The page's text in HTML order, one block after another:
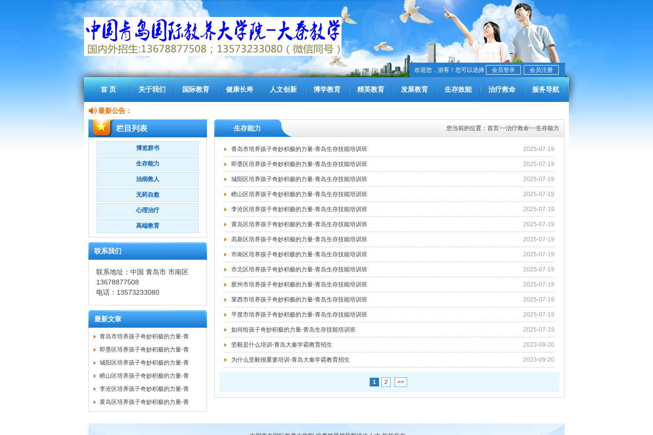
会员注册
会员登录
欢迎您，游客！您可以选择
首 页 关于我们 国际教育 健康长寿 人文创新 博学教育 精英教育 发展教育 生存效能 治疗救命 服务导航
最新公告：
栏目列表
博览群书
生存能力
治病救人
无药自愈
心理治疗
高端教育
联系我们
联系地址：中国 青岛市 市南区
13678877508
电话：13573233080
最新文章
青岛市培养孩子奇妙积极的力量-青
即墨区培养孩子奇妙积极的力量-青
城阳区培养孩子奇妙积极的力量-青
崂山区培养孩子奇妙积极的力量-青
李沧区培养孩子奇妙积极的力量-青
黄岛区培养孩子奇妙积极的力量-青
您当前的位置： 首页>>治疗救命>>生存能力
生存能力
2025-07-19
青岛市培养孩子奇妙积极的力量-青岛生存技能培训班
2025-07-19
即墨区培养孩子奇妙积极的力量-青岛生存技能培训班
2025-07-19
城阳区培养孩子奇妙积极的力量-青岛生存技能培训班
2025-07-19
崂山区培养孩子奇妙积极的力量-青岛生存技能培训班
2025-07-19
李沧区培养孩子奇妙积极的力量-青岛生存技能培训班
2025-07-19
黄岛区培养孩子奇妙积极的力量-青岛生存技能培训班
2025-07-19
高新区培养孩子奇妙积极的力量-青岛生存技能培训班
2025-07-19
市南区培养孩子奇妙积极的力量-青岛生存技能培训班
2025-07-19
市北区培养孩子奇妙积极的力量-青岛生存技能培训班
2025-07-19
胶州市培养孩子奇妙积极的力量-青岛生存技能培训班
2025-07-19
莱西市培养孩子奇妙积极的力量-青岛生存技能培训班
2025-07-19
平度市培养孩子奇妙积极的力量-青岛生存技能培训班
2025-07-19
如何给孩子奇妙积极的力量-青岛生存技能培训班
2023-09-20
坚毅是什么培训-青岛大秦学霸教育招生
2023-09-20
为什么坚毅很重要培训-青岛大秦学霸教育招生
1 2 >>